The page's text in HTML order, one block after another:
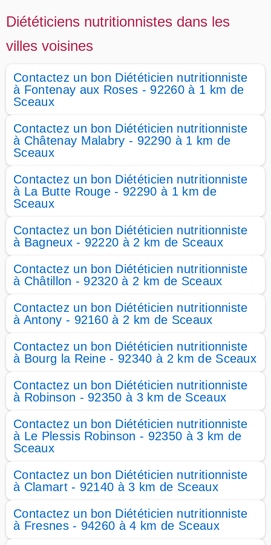
Diététiciens nutritionnistes dans les
villes voisines
Contactez un bon Diététicien nutritionniste
à Fontenay aux Roses - 92260 à 1 km de
Sceaux
Contactez un bon Diététicien nutritionniste
à Châtenay Malabry - 92290 à 1 km de
Sceaux
Contactez un bon Diététicien nutritionniste
à La Butte Rouge - 92290 à 1 km de
Sceaux
Contactez un bon Diététicien nutritionniste
à Bagneux - 92220 à 2 km de Sceaux
Contactez un bon Diététicien nutritionniste
à Châtillon - 92320 à 2 km de Sceaux
Contactez un bon Diététicien nutritionniste
à Antony - 92160 à 2 km de Sceaux
Contactez un bon Diététicien nutritionniste
à Bourg la Reine - 92340 à 2 km de Sceaux
Contactez un bon Diététicien nutritionniste
à Robinson - 92350 à 3 km de Sceaux
Contactez un bon Diététicien nutritionniste
à Le Plessis Robinson - 92350 à 3 km de
Sceaux
Contactez un bon Diététicien nutritionniste
à Clamart - 92140 à 3 km de Sceaux
Contactez un bon Diététicien nutritionniste
à Fresnes - 94260 à 4 km de Sceaux